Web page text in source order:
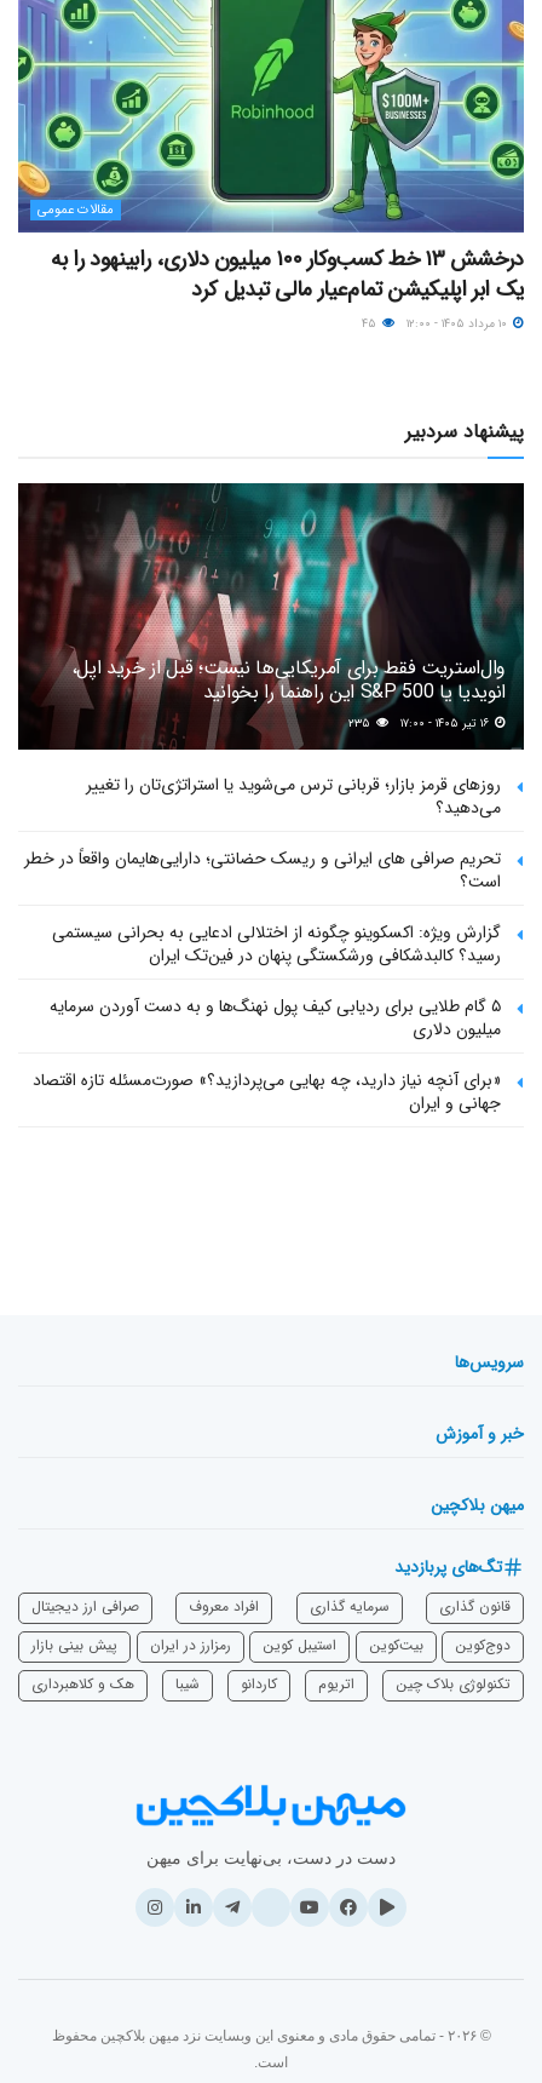
مقالات عمومی
درخشش ۱۳ خط کسب‌وکار ۱۰۰ میلیون دلاری، رابینهود را به
یک ابر اپلیکیشن تمام‌عیار مالی تبدیل کرد
پیشنهاد سردبیر
وال‌استریت فقط برای آمریکایی‌ها نیست؛ قبل از خرید اپل،
انویدیا یا S&P 500 این راهنما را بخوانید
۲۳۵
روزهای قرمز بازار؛ قربانی ترس می‌شوید یا استراتژی‌تان را تغییر
می‌دهید؟
تحریم صرافی های ایرانی و ریسک حضانتی؛ دارایی‌هایمان واقعاً در خطر
است؟
گزارش ویژه: اکسکوینو چگونه از اختلالی ادعایی به بحرانی سیستمی
رسید؟ کالبدشکافی ورشکستگی پنهان در فین‌تک ایران
۵ گام طلایی برای ردیابی کیف پول‌ نهنگ‌ها و به دست آوردن سرمایه
میلیون دلاری
«برای آنچه نیاز دارید، چه بهایی می‌پردازید؟» صورت‌مسئله تازه اقتصاد
جهانی و ایران
سرویس‌ها
خبر و آموزش
میهن بلاکچین
تگ‌های پربازدید
قانون گذاری سرمایه‌ گذاری افراد معروف
صرافی ارز دیجیتال
دوج‌کوین
بیت‌کوین استیبل کوین رمزارز در ایران
پیش بینی بازار
تکنولوژی بلاک چین
اتریوم ‌کاردانو شیبا هک و کلاهبرداری
دست در دست، بی‌نهایت برای میهن
© ۲۰۲۶ - تمامی حقوق مادی و معنوی این وبسایت نزد میهن بلاکچین محفوظ
است.